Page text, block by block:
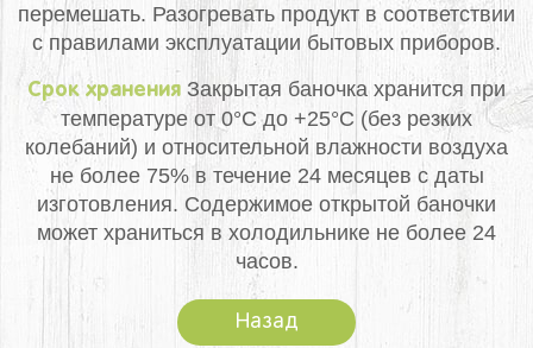
перемешать. Разогревать продукт в соответствии
с правилами эксплуатации бытовых приборов.
Срок хранения Закрытая баночка хранится при
температуре от 0°С до +25°С (без резких
колебаний) и относительной влажности воздуха
не более 75% в течение 24 месяцев с даты
изготовления. Содержимое открытой баночки
может храниться в холодильнике не более 24
часов.
Назад